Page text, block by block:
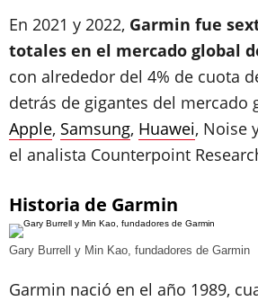
En 2021 y 2022, Garmin fue
totales en el mercado global
con alrededor del 4% de cuota
detrás de gigantes del mercado
Apple, Samsung, Huawei, Noise
el analista Counterpoint
Historia de Garmin
Gary Burrell y Min Kao, fundadores de Garmin
Garmin nació en el año 1989,